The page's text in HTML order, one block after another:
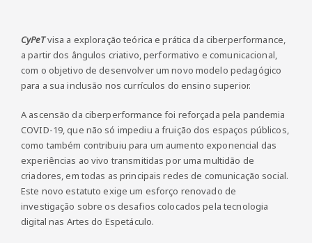
CyPeTvisa a exploração teórica e prática da ciberperformance,
a partir dos ângulos criativo, performativo e comunicacional,
com o objetivo de desenvolver um novo modelo pedagógico
para a sua inclusão nos currículos do ensino superior.
A ascensão da ciberperformance foi reforçada pela pandemia
COVID-19, que não só impediu a fruição dos espaços públicos,
como também contribuiu para um aumento exponencial das
experiências ao vivo transmitidas por uma multidão de
criadores, em todas as principais redes de comunicação social.
Este novo estatuto exige um esforço renovado de
investigação sobre os desafios colocados pela tecnologia
digital nas Artes do Espetáculo.